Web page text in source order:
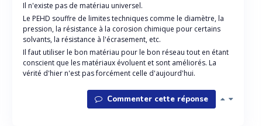
Il n'existe pas de matériau universel.
Le PEHD souffre de limites techniques comme le diamètre, la
pression, la résistance à la corosion chimique pour certains
solvants, la résistance à l'écrasement, etc.
Il faut utiliser le bon matériau pour le bon réseau tout en étant
conscient que les matériaux évoluent et sont améliorés. La
vérité d'hier n'est pas forcément celle d'aujourd'hui.
Commenter cette réponse